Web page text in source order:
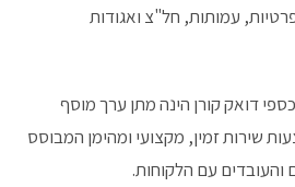
עמותות, חל"צ ואגודות
דואק קורן הינה מתן ערך מוסף
שירות זמין, מקצועי ומהימן המבוסס
עם הלקוחות.